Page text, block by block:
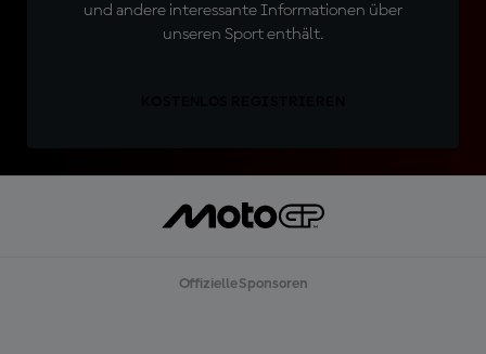
und andere interessante Informationen über
unseren Sport enthält.
Offizielle Sponsoren